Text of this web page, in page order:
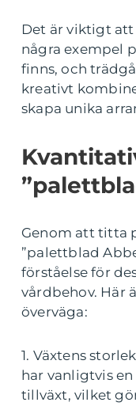
Det är viktigt att
några exempel
finns, och
kreativt
skapa unika
Genom att titta
”palettblad
förståelse för
vårdbehov. Här
överväga:
1. Växtens
har vanligtvis
tillväxt, vilket